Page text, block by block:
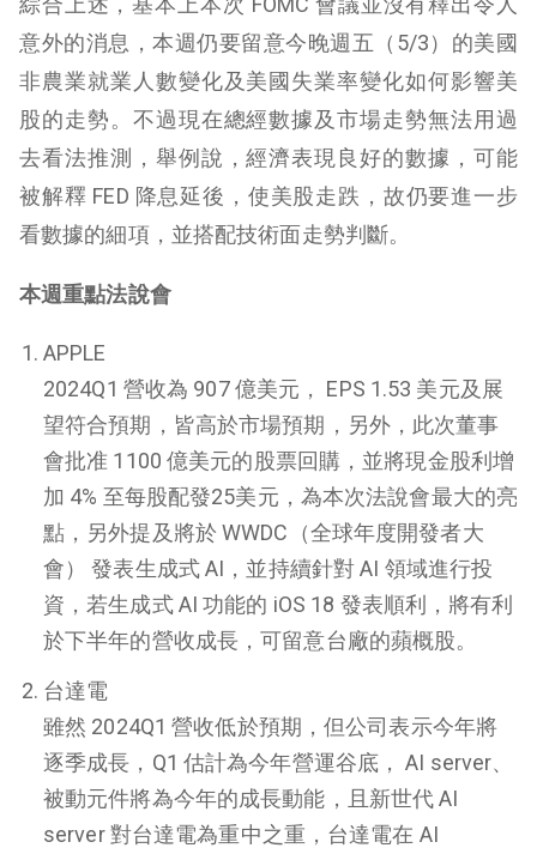
意外的消息，本週仍要留意今晚週五（5/3）的美國
非農業就業人數變化及美國失業率變化如何影響美
股的走勢。不過現在總經數據及市場走勢無法用過
去看法推測，舉例說，經濟表現良好的數據，可能
被解釋 FED 降息延後，使美股走跌，故仍要進一步
看數據的細項，並搭配技術面走勢判斷。
本週重點法說會
APPLE
2024Q1 營收為 907 億美元， EPS 1.53 美元及展
望符合預期，皆高於市場預期，另外，此次董事
會批准 1100 億美元的股票回購，並將現金股利增
加 4% 至每股配發25美元，為本次法說會最大的亮
點，另外提及將於 WWDC（全球年度開發者大
會） 發表生成式 AI，並持續針對 AI 領域進行投
資，若生成式 AI 功能的 iOS 18 發表順利，將有利
於下半年的營收成長，可留意台廠的蘋概股。
台達電
雖然 2024Q1 營收低於預期，但公司表示今年將
逐季成長，Q1 估計為今年營運谷底， AI server、
被動元件將為今年的成長動能，且新世代 AI
server 對台達電為重中之重，台達電在 AI